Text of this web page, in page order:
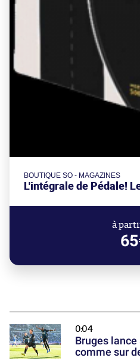
BOUTIQUE SO - MAGAZINES
L'intégrale de Pédale!
à
0:04
Bruges
comme sur